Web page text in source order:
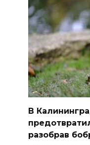
В
разобрав